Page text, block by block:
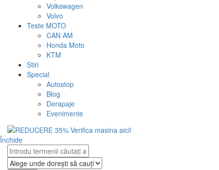
Volkswagen
Volvo
Teste MOTO
CAN AM
Honda Moto
KTM
Stiri
Special
Autostop
Blog
Derapaje
Evenimente
Închide